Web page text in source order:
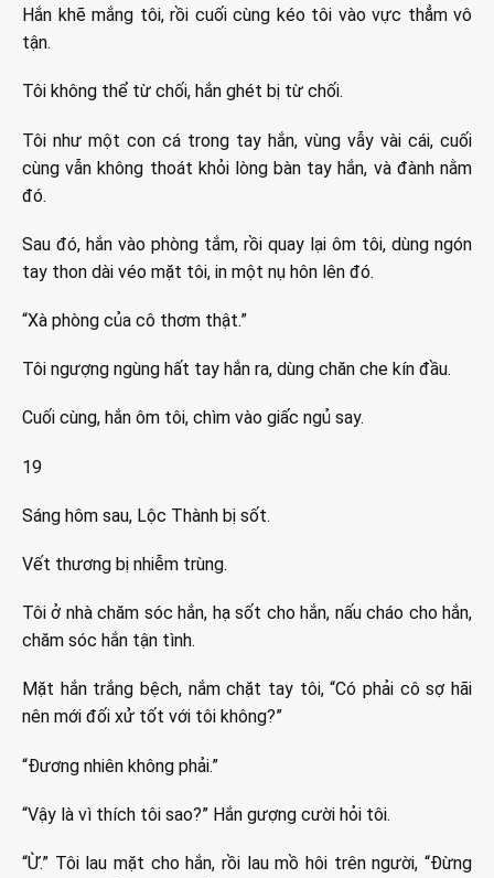
Hắn khẽ mắng tôi, rồi cuối cùng kéo tôi vào vực thẳm vô
tận.
Tôi không thể từ chối, hắn ghét bị từ chối.
Tôi như một con cá trong tay hắn, vùng vẫy vài cái, cuối
cùng vẫn không thoát khỏi lòng bàn tay hắn, và đành nằm
đó.
Sau đó, hắn vào phòng tắm, rồi quay lại ôm tôi, dùng ngón
tay thon dài véo mặt tôi, in một nụ hôn lên đó.
“Xà phòng của cô thơm thật.”
Tôi ngượng ngùng hất tay hắn ra, dùng chăn che kín đầu.
Cuối cùng, hắn ôm tôi, chìm vào giấc ngủ say.
19
Sáng hôm sau, Lộc Thành bị sốt.
Vết thương bị nhiễm trùng.
Tôi ở nhà chăm sóc hắn, hạ sốt cho hắn, nấu cháo cho hắn,
chăm sóc hắn tận tình.
Mặt hắn trắng bệch, nắm chặt tay tôi, “Có phải cô sợ hãi
nên mới đối xử tốt với tôi không?”
“Đương nhiên không phải.”
“Vậy là vì thích tôi sao?” Hắn gượng cười hỏi tôi.
“Ừ.” Tôi lau mặt cho hắn, rồi lau mồ hôi trên người, “Đừng